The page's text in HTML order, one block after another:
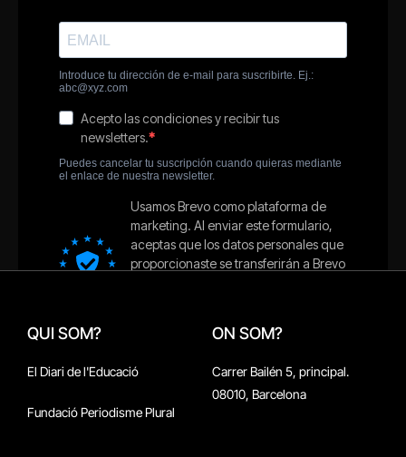
QUI SOM?
El Diari de l'Educació
Fundació Periodisme Plural
ON SOM?
Carrer Bailén 5, principal.
08010, Barcelona